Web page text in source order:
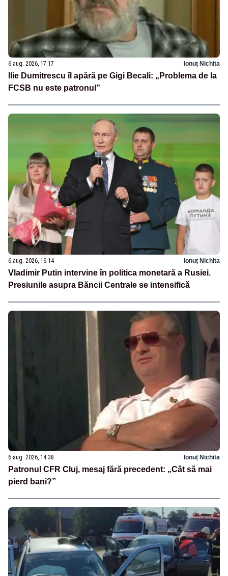
6 aug. 2026, 17:17 Ionuț Nichita
Ilie Dumitrescu îl apără pe Gigi Becali: „Problema de la
FCSB nu este patronul”
6 aug. 2026, 16:14 Ionuț Nichita
Vladimir Putin intervine în politica monetară a Rusiei.
Presiunile asupra Băncii Centrale se intensifică
6 aug. 2026, 14:38 Ionuț Nichita
Patronul CFR Cluj, mesaj fără precedent: „Cât să mai
pierd bani?”